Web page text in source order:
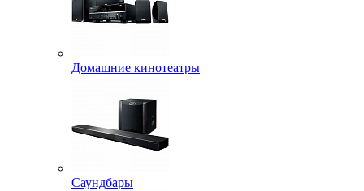
Домашние кинотеатры
Саундбары